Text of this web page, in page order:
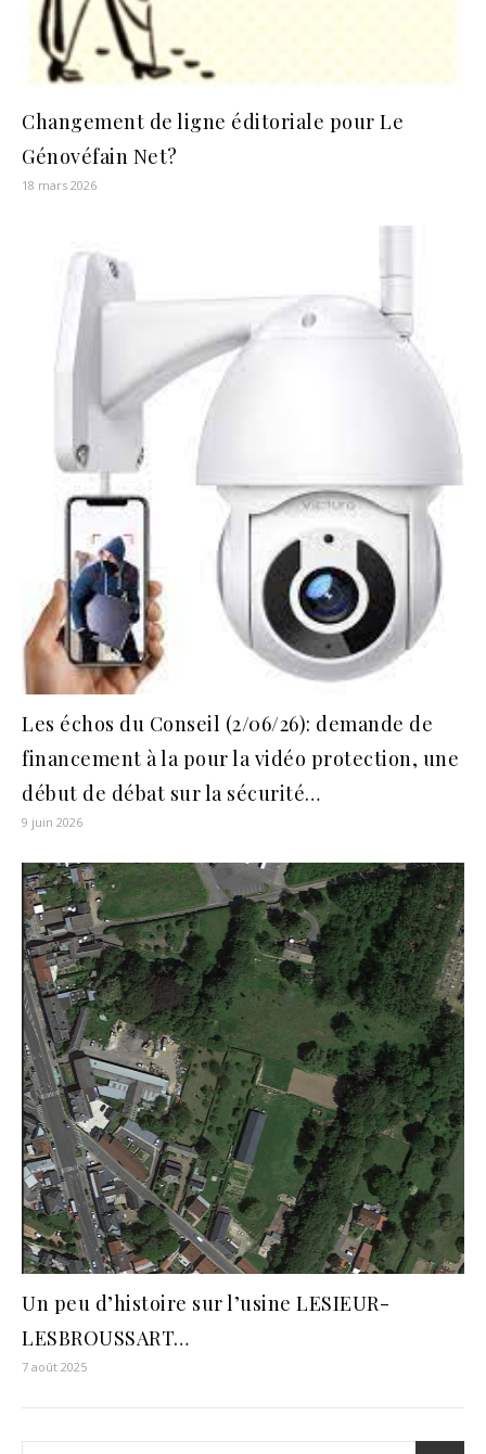
Changement de ligne éditoriale pour Le
Génovéfain Net?
18 mars 2026
Les échos du Conseil (2/06/26): demande de
financement à la pour la vidéo protection, une
début de débat sur la sécurité…
9 juin 2026
Un peu d’histoire sur l’usine LESIEUR-
LESBROUSSART…
7 août 2025